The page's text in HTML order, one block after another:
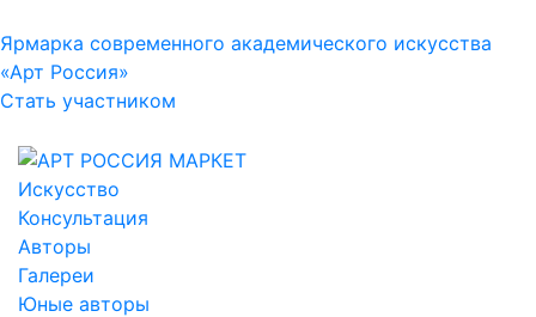
Ярмарка современного академического искусства
«Арт Россия»
Стать участником
Искусство
Консультация
Авторы
Галереи
Юные авторы